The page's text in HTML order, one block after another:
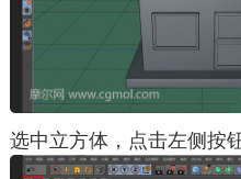
选中立方体，点击左侧按